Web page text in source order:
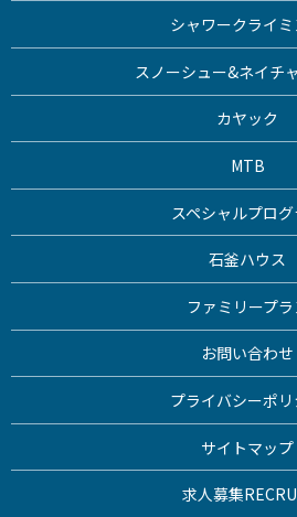
シャワークライ
スノーシュー&ネイチ
カヤック
MTB
スペシャルプロ
石釜ハウス
ファミリープラ
お問い合わせ
プライバシーポ
サイトマップ
求人募集